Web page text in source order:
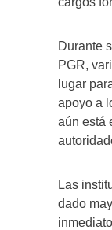
Durante
PGR,
lugar
apoyo a
aún está
Las
dado